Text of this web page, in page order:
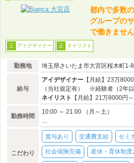
都内で多数
グループの
で働きませ
正 アイデザイナー 正 ネイリスト
勤務地 埼玉県さいたま市大宮区桜木町
給与
アイデザイナー 【月給】23万
（当社規定有） ※経験者（2年
ネイリスト
【月給】21万8000円
勤務時間
10:00 ～ 21:00 （月～土）
…
こだわり
賞与あり 交通費支給 セミ
社会保険完備 産休・育休制度